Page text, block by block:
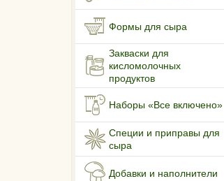
Формы для сыра
Закваски для
кисломолочных
продуктов
Наборы «Все включено»
Специи и приправы для
сыра
Добавки и наполнители